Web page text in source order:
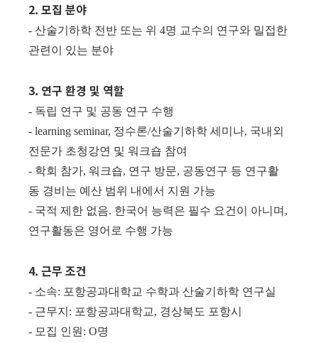
2. 모집 분야
- 산술기하학 전반 또는 위 4명 교수의 연구와 밀접한
관련이 있는 분야
3. 연구 환경 및 역할
- 독립 연구 및 공동 연구 수행
- learning seminar, 정수론/산술기하학 세미나, 국내외
전문가 초청강연 및 워크숍 참여
- 학회 참가, 워크숍, 연구 방문, 공동연구 등 연구활
동 경비는 예산 범위 내에서 지원 가능
- 국적 제한 없음. 한국어 능력은 필수 요건이 아니며,
연구활동은 영어로 수행 가능
4. 근무 조건
- 소속: 포항공과대학교 수학과 산술기하학 연구실
- 근무지: 포항공과대학교, 경상북도 포항시
- 모집 인원: O명